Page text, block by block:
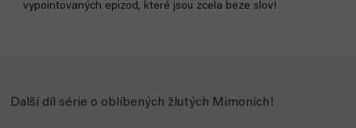
vypointovaných epizod, které jsou zcela beze slov!
Další díl série o oblíbených žlutých Mimoních!